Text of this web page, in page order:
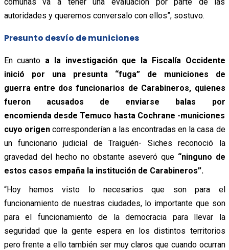
autoridades y queremos conversalo con ellos”, sostuvo.
Presunto desvío de municiones
En cuanto a la investigación que la Fiscalía Occidente
inició por una presunta “fuga” de municiones de
guerra entre dos funcionarios de Carabineros, quienes
fueron acusados de enviarse balas por
encomienda desde Temuco hasta Cochrane -municiones
cuyo origencorresponderían a las encontradas en la casa de
un funcionario judicial de Traiguén- Siches reconoció la
gravedad del hecho no obstante aseveró que “ninguno de
estos casos empaña la institución de Carabineros”.
“Hoy hemos visto lo necesarios que son para el
funcionamiento de nuestras ciudades, lo importante que son
para el funcionamiento de la democracia para llevar la
seguridad que la gente espera en los distintos territorios
pero frente a ello también ser muy claros que cuando ocurran